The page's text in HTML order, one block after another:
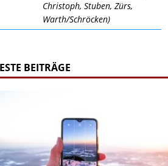
Christoph, Stuben, Zürs,
Warth/Schröcken)
BEITRÄGE